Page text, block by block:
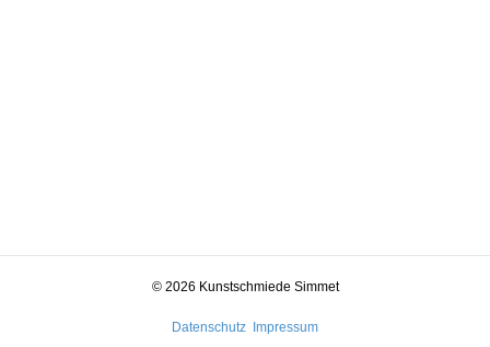
© 2026 Kunstschmiede Simmet
Datenschutz Impressum